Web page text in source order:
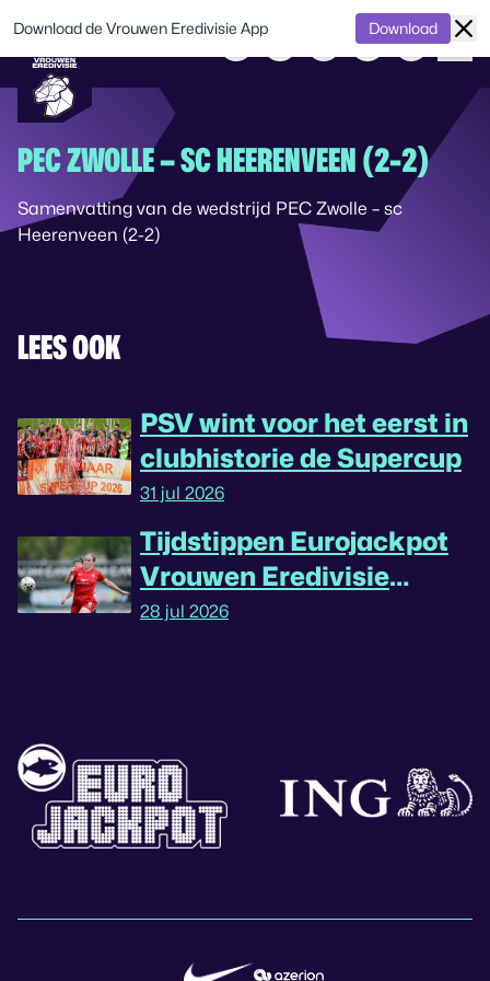
PEC ZWOLLE – SC HEERENVEEN (2-2)
Samenvatting van de wedstrijd PEC Zwolle – sc
Heerenveen (2-2)
LEES OOK
PSV wint voor het eerst in
clubhistorie de Supercup
31 jul 2026
Tijdstippen Eurojackpot
Vrouwen Eredivisie
omgedraaid
28 jul 2026
Download de Vrouwen Eredivisie App Download